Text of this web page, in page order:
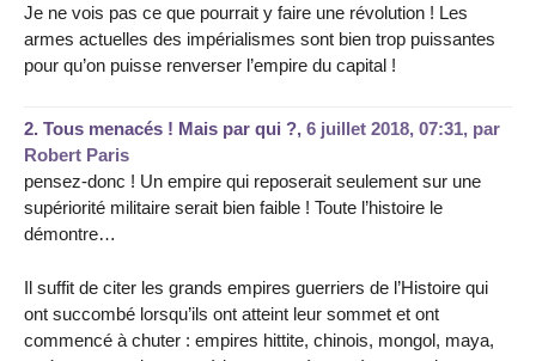
Je ne vois pas ce que pourrait y faire une révolution ! Les
armes actuelles des impérialismes sont bien trop puissantes
pour qu’on puisse renverser l’empire du capital !
2. Tous menacés ! Mais par qui ?, 6 juillet 2018, 07:31, par
Robert Paris
pensez-donc ! Un empire qui reposerait seulement sur une
supériorité militaire serait bien faible ! Toute l’histoire le
démontre…
Il suffit de citer les grands empires guerriers de l’Histoire qui
ont succombé lorsqu’ils ont atteint leur sommet et ont
commencé à chuter : empires hittite, chinois, mongol, maya,